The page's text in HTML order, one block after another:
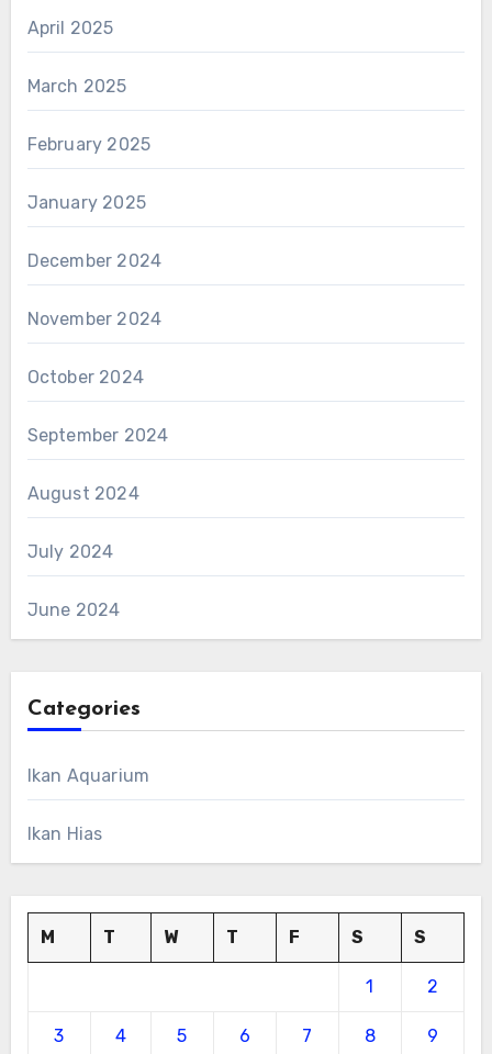
April 2025
March 2025
February 2025
January 2025
December 2024
November 2024
October 2024
September 2024
August 2024
July 2024
June 2024
Categories
Ikan Aquarium
Ikan Hias
M T W T F S S
1 2
3 4 5 6 7 8 9